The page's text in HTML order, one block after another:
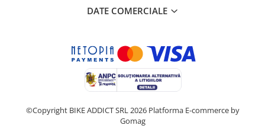
DATE COMERCIALE
©Copyright BIKE ADDICT SRL 2026 Platforma E-commerce by
Gomag